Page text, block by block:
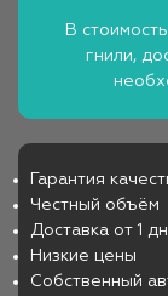
В
гнили,
Гарантия
Честный объём
Доставка от 1
Низкие цены
Собственный